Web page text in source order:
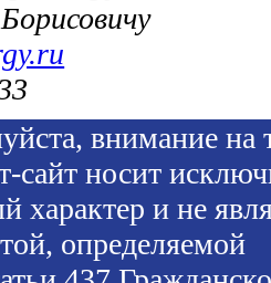
внимание на
сайт носит
и не
определяемой